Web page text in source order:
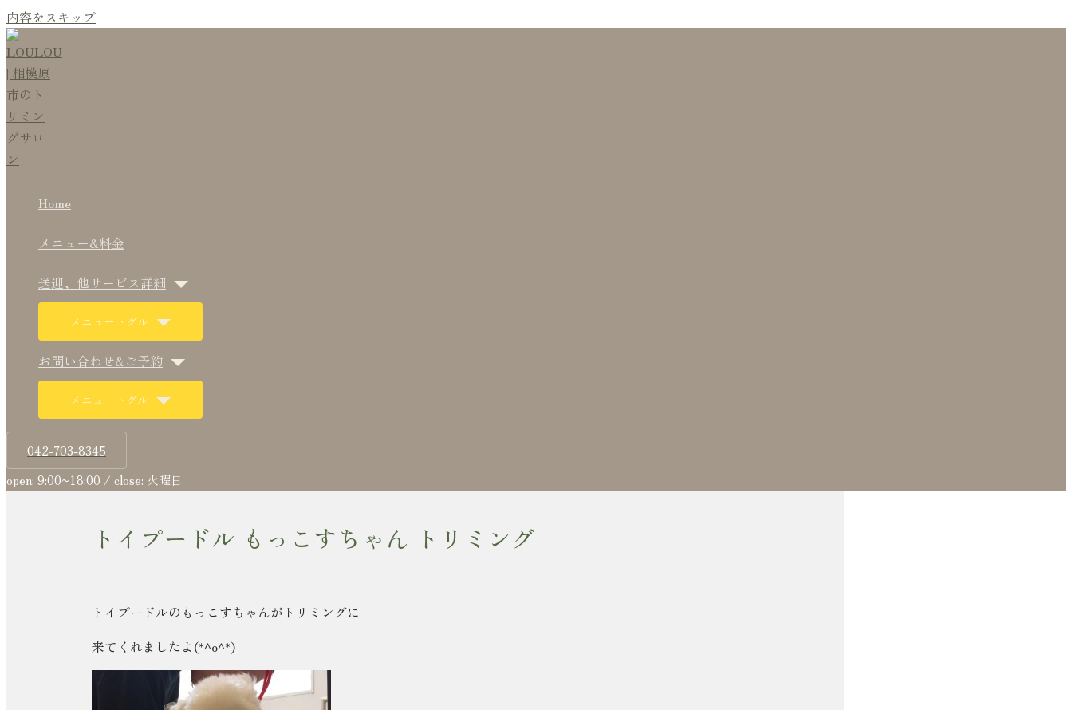
内容をスキップ
Home
メニュー&料金
送迎、他サービス詳細
メニュートグル
お問い合わせ&ご予約
メニュートグル
042-703-8345
open: 9:00~18:00 / close: 火曜日
トイプードル もっこすちゃん トリミング
トイプードルのもっこすちゃんがトリミングに
来てくれましたよ(*^o^*)